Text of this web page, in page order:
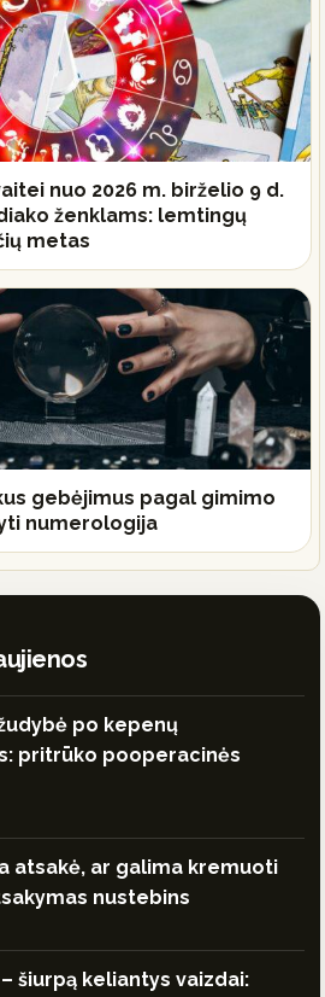
nuo 2026 m. birželio 9 d.
ženklams: lemtingų
metas
gebėjimus pagal gimimo
numerologija
po kepenų
pritrūko pooperacinės
atsakė, ar galima kremuoti
nustebins
šiurpą keliantys vaizdai: